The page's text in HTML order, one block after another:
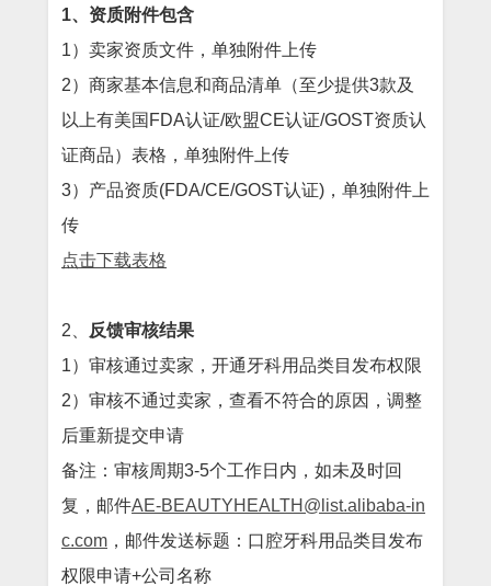
1、资质附件包含
1）卖家资质文件，单独附件上传
2）商家基本信息和商品清单（至少提供3款及
以上有美国FDA认证/欧盟CE认证/GOST资质认
证商品）表格，单独附件上传
3）产品资质(FDA/CE/GOST认证)，单独附件上
传
点击下载表格
2、
反馈审核结果
1）审核通过卖家，开通牙科用品类目发布权限
2）审核不通过卖家，查看不符合的原因，调整
后重新提交申请
备注：审核周期3-5个工作日内，如未及时回
复，邮件AE-BEAUTYHEALTH@list.alibaba-in
c.com ，邮件发送标题：口腔牙科用品类目发布
权限申请+公司名称